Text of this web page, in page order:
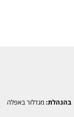
בהנהלת: מגדלור באפלה